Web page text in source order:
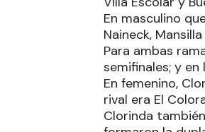
En masculino
Naineck,
Para ambas
semifinales; y
En femenino,
rival era El
Clorinda